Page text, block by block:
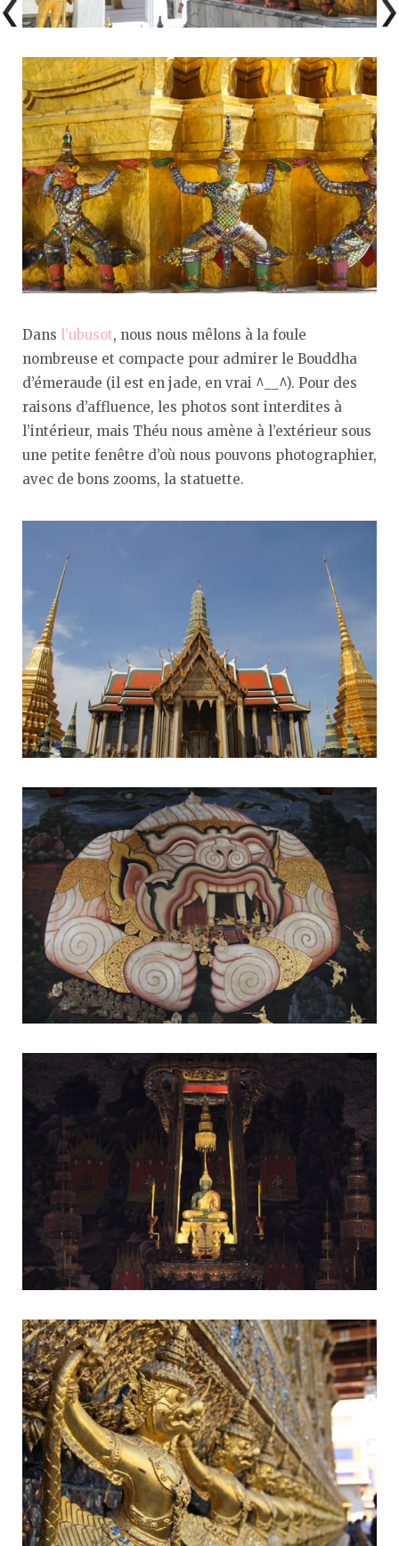
Dans l’ubusot, nous nous mêlons à la foule
nombreuse et compacte pour admirer le Bouddha
d’émeraude (il est en jade, en vrai ^__^). Pour des
raisons d’affluence, les photos sont interdites à
l’intérieur, mais Théu nous amène à l’extérieur sous
une petite fenêtre d’où nous pouvons photographier,
avec de bons zooms, la statuette.